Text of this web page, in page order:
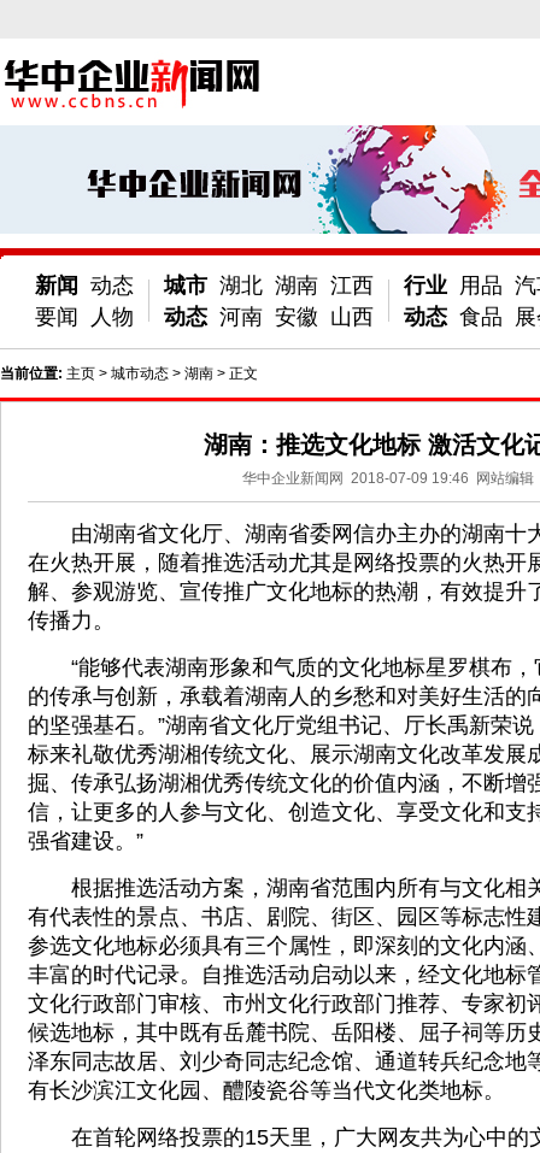
新闻
要闻
动态
人物
城市
动态
湖北 湖南 江西
河南 安徽 山西
行业
动态
用品
食品
当前位置: 主页 > 城市动态 > 湖南 > 正文
湖南：推选文化地标 激活文化
华中企业新闻网 2018-07-09 19:46 网站编辑
由湖南省文化厅、湖南省委网信办主办的湖南十
在火热开展，随着推选活动尤其是网络投票的火热开
解、参观游览、宣传推广文化地标的热潮，有效提升
传播力。
“能够代表湖南形象和气质的文化地标星罗棋布，
的传承与创新，承载着湖南人的乡愁和对美好生活的
的坚强基石。”湖南省文化厅党组书记、厅长禹新荣
标来礼敬优秀湖湘传统文化、展示湖南文化改革发展
掘、传承弘扬湖湘优秀传统文化的价值内涵，不断增
信，让更多的人参与文化、创造文化、享受文化和支
强省建设。”
根据推选活动方案，湖南省范围内所有与文化相
有代表性的景点、书店、剧院、街区、园区等标志性
参选文化地标必须具有三个属性，即深刻的文化内涵
丰富的时代记录。自推选活动启动以来，经文化地标
文化行政部门审核、市州文化行政部门推荐、专家初
候选地标，其中既有岳麓书院、岳阳楼、屈子祠等历
泽东同志故居、刘少奇同志纪念馆、通道转兵纪念地
有长沙滨江文化园、醴陵瓷谷等当代文化类地标。
在首轮网络投票的15天里，广大网友共为心中的